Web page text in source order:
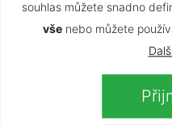
souhlas můžete snadno
všenebo můžete
a mobilní aplikace
uživatelů.
mnohem kratší časový